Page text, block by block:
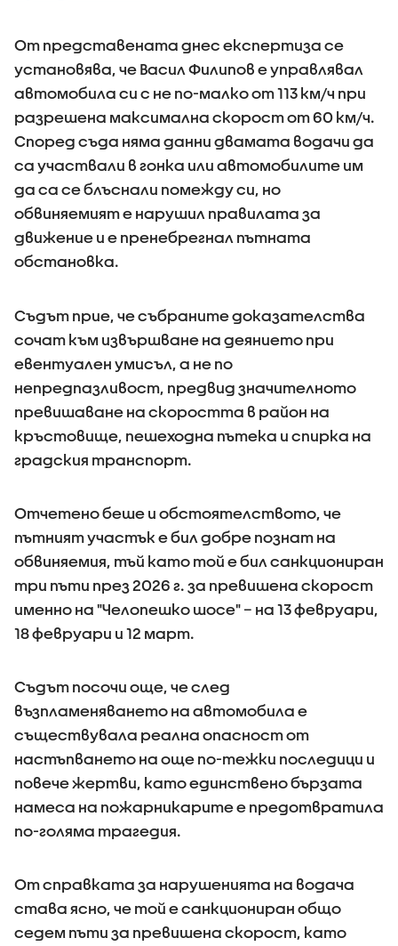
От представената днес експертиза се
установява, че Васил Филипов е управлявал
автомобила си с не по-малко от 113 км/ч при
разрешена максимална скорост от 60 км/ч.
Според съда няма данни двамата водачи да
са участвали в гонка или автомобилите им
да са се блъснали помежду си, но
обвиняемият е нарушил правилата за
движение и е пренебрегнал пътната
обстановка.
Съдът прие, че събраните доказателства
сочат към извършване на деянието при
евентуален умисъл, а не по
непредпазливост, предвид значителното
превишаване на скоростта в район на
кръстовище, пешеходна пътека и спирка на
градския транспорт.
Отчетено беше и обстоятелството, че
пътният участък е бил добре познат на
обвиняемия, тъй като той е бил санкциониран
три пъти през 2026 г. за превишена скорост
именно на "Челопешко шосе" – на 13 февруари,
18 февруари и 12 март.
Съдът посочи още, че след
възпламеняването на автомобила е
съществувала реална опасност от
настъпването на още по-тежки последици и
повече жертви, като единствено бързата
намеса на пожарникарите е предотвратила
по-голяма трагедия.
От справката за нарушенията на водача
става ясно, че той е санкциониран общо
седем пъти за превишена скорост, като